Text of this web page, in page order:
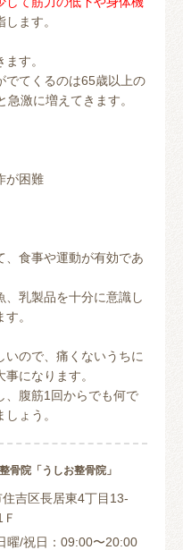
ます。
す。
でてくるのは65歳以上の
激に増えてきます。
が困難
、食事や運動が有効であ
乳製品を十分に意識し
。
ので、痛くないうちに
になります。
、腹筋1回からでも何で
ょう。
院「うしお整骨院」
吉区長居東4丁目13-
曜/祝日：09:00〜20:00